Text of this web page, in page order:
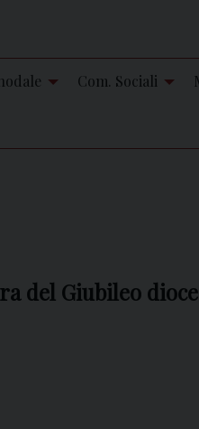
Com. Sociali
del Giubileo